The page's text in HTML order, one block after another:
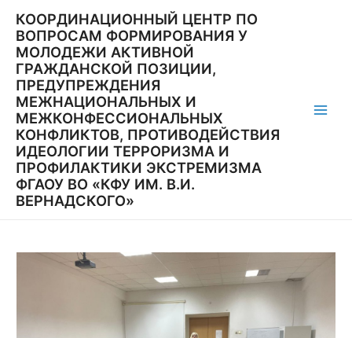
содержимому
КООРДИНАЦИОННЫЙ ЦЕНТР ПО
ВОПРОСАМ ФОРМИРОВАНИЯ У
МОЛОДЕЖИ АКТИВНОЙ
ГРАЖДАНСКОЙ ПОЗИЦИИ,
ПРЕДУПРЕЖДЕНИЯ
МЕЖНАЦИОНАЛЬНЫХ И
МЕЖКОНФЕССИОНАЛЬНЫХ
КОНФЛИКТОВ, ПРОТИВОДЕЙСТВИЯ
ИДЕОЛОГИИ ТЕРРОРИЗМА И
ПРОФИЛАКТИКИ ЭКСТРЕМИЗМА
ФГАОУ ВО «КФУ ИМ. В.И.
ВЕРНАДСКОГО»